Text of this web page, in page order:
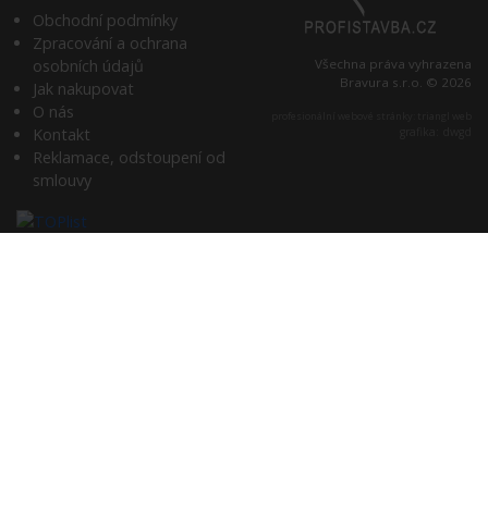
Obchodní podmínky
Zpracování a ochrana
osobních údajů
Jak nakupovat
O nás
Kontakt
Reklamace, odstoupení od
smlouvy
Všechna práva vyhrazena
Bravura s.r.o. © 2026